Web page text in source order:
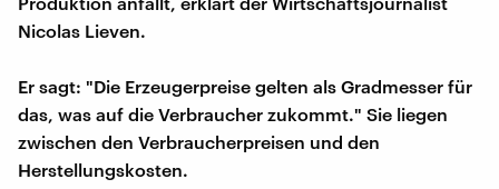
Nicolas Lieven.
Er sagt: "Die Erzeugerpreise gelten als Gradmesser für
das, was auf die Verbraucher zukommt." Sie liegen
zwischen den Verbraucherpreisen und den
Herstellungskosten.